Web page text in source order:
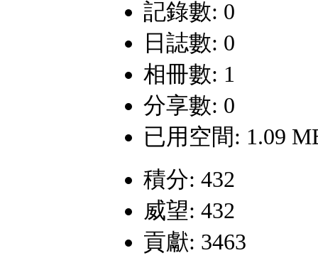
記錄數: 0
日誌數: 0
相冊數: 1
分享數: 0
已用空間: 1.09
積分: 432
威望: 432
貢獻: 3463